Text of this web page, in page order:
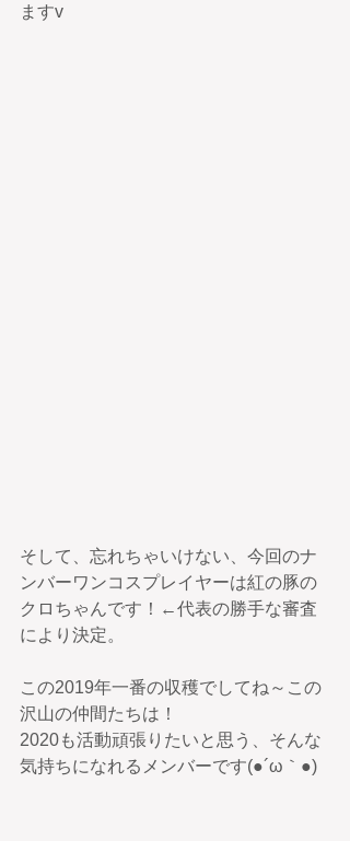
ますv
そして、忘れちゃいけない、今回のナ
ンバーワンコスプレイヤーは紅の豚の
クロちゃんです！←代表の勝手な審査
により決定。
この2019年一番の収穫でしてね～この
沢山の仲間たちは！
2020も活動頑張りたいと思う、そんな
気持ちになれるメンバーです(●´ω｀●)